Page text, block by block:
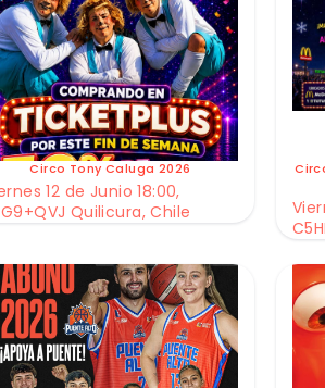
Circo Tony Caluga 2026
12 de Junio 18:00,
Quilicura, Chile